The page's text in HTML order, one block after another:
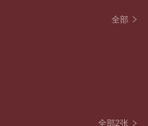
全部
全部2张